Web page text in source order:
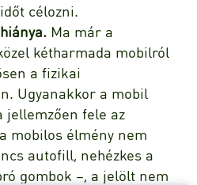
célozni.
Ma már a
kétharmada mobilról
a fizikai
Ugyanakkor a mobil
jellemzően fele az
mobilos élmény nem
autofill, nehézkes a
gombok –, a jelölt nem